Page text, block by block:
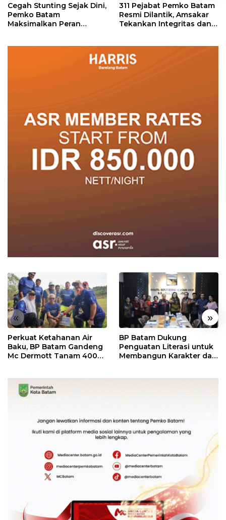
Cegah Stunting Sejak Dini,
Pemko Batam
Maksimalkan Peran
311 Pejabat Pemko Batam
Resmi Dilantik, Amsakar
Tekankan Integritas dan
« »
Perkuat Ketahanan Air
Baku, BP Batam Gandeng
Mc Dermott Tanam 400
BP Batam Dukung
Penguatan Literasi untuk
Membangun Karakter dan